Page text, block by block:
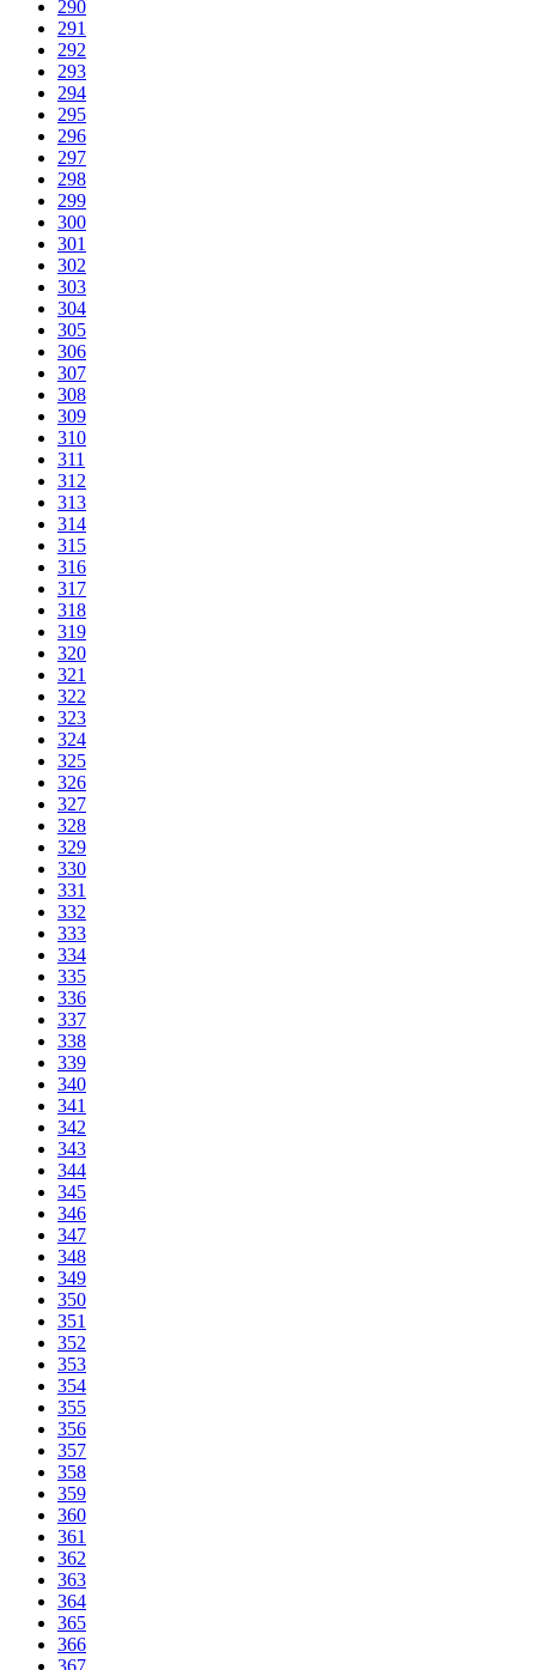
290
291
292
293
294
295
296
297
298
299
300
301
302
303
304
305
306
307
308
309
310
311
312
313
314
315
316
317
318
319
320
321
322
323
324
325
326
327
328
329
330
331
332
333
334
335
336
337
338
339
340
341
342
343
344
345
346
347
348
349
350
351
352
353
354
355
356
357
358
359
360
361
362
363
364
365
366